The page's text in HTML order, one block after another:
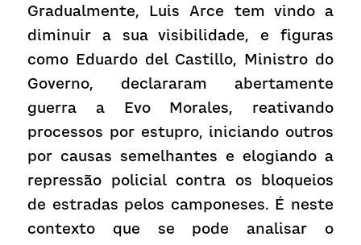
Gradualmente, Luis Arce tem vindo a
diminuir a sua visibilidade, e figuras
como Eduardo del Castillo, Ministro do
Governo, declararam abertamente
guerra a Evo Morales, reativando
processos por estupro, iniciando outros
por causas semelhantes e elogiando a
repressão policial contra os bloqueios
de estradas pelos camponeses. É neste
contexto que se pode analisar o